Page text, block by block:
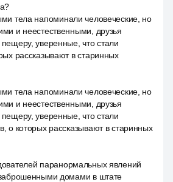
тела напоминали человеческие, но
и неестественными, друзья
уверенные, что стали
рассказывают в старинных
тела напоминали человеческие, но
и неестественными, друзья
уверенные, что стали
о которых рассказывают в старинных
паранормальных явлений
домами в штате